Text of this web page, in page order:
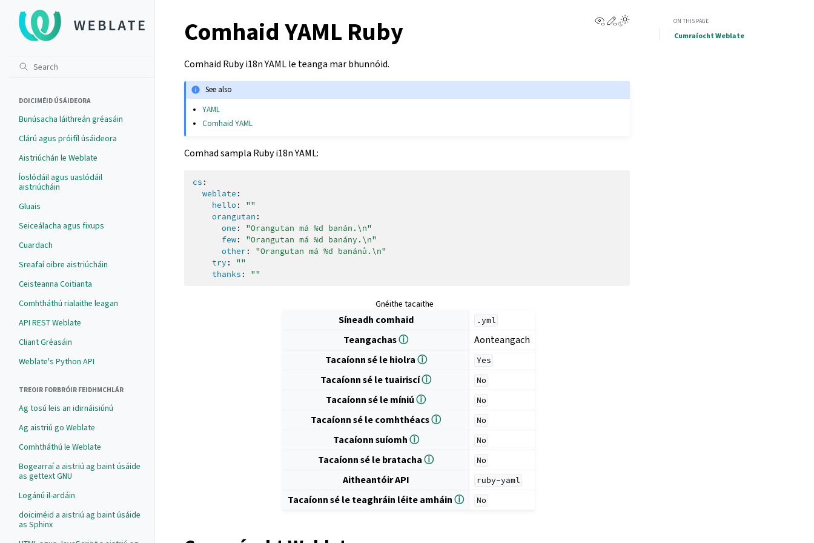
DOICIMÉID ÚSÁIDEORA
Bunúsacha láithreán gréasáin
Clárú agus próifíl úsáideora
Aistriúchán le Weblate
Íoslódáil agus uaslódáil
aistriúcháin
Gluais
Seiceálacha agus fixups
Cuardach
Sreafaí oibre aistriúcháin
Ceisteanna Coitianta
Comhtháthú rialaithe leagan
API REST Weblate
Cliant Gréasáin
Weblate's Python API
TREOIR FORBRÓIR FEIDHMCHLÁR
Ag tosú leis an idirnáisiúnú
Ag aistriú go Weblate
Comhtháthú le Weblate
Bogearraí a aistriú ag baint úsáide
as gettext GNU
Logánú il-ardáin
doiciméid a aistriú ag baint úsáide
as Sphinx
View this page
Edit this page
Comhaid YAML Ruby
Comhaid Ruby i18n YAML le teanga mar bhunnóid.
See also
YAML
Comhaid YAML
Comhad sampla Ruby i18n YAML:
cs :
weblate :
hello :
""
orangutan :
one : "Orangutan má %d banán.\n"
few: "Orangutan má %d banány.\n"
other : "Orangutan má %d banánů.\n"
try :
""
thanks : ""
Gnéithe tacaithe
Síneadh comhaid .yml
Teangachasⓘ
Aonteangach
Tacaíonn sé le hiolraⓘ Yes
Tacaíonn sé le tuairiscíⓘ No
Tacaíonn sé le míniúⓘ No
Tacaíonn sé le comhthéacsⓘ No
Tacaíonn suíomhⓘ No
Tacaíonn sé le bratachaⓘ No
Aitheantóir API ruby-yaml
Tacaíonn sé le teaghráin léite amháinⓘ No
ON THIS PAGE
Cumraíocht Weblate